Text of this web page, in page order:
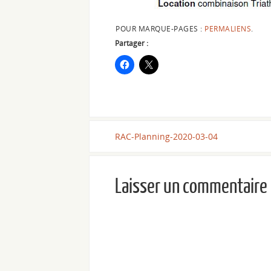
POUR MARQUE-PAGES : PERMALIENS
Partager :
RAC-Planning-2020-03-04
Laisser un commentaire